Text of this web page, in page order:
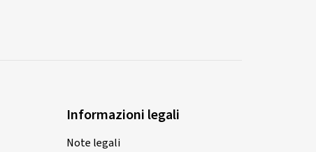
Informazioni legali
Note legali